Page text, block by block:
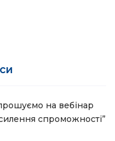
на вебінар
спроможності”